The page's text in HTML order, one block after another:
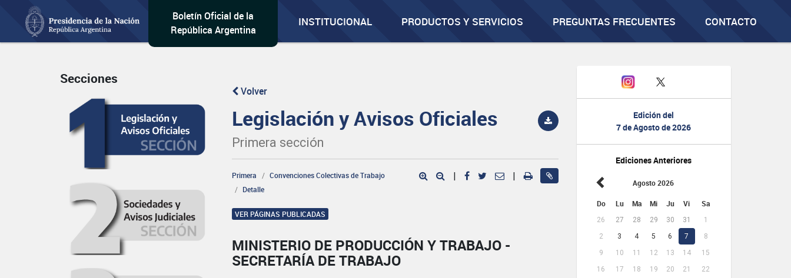
Boletín Oficial de la
República Argentina
INSTITUCIONAL PRODUCTOS Y SERVICIOS PREGUNTAS FRECUENTES CONTACTO
Edición del
7 de Agosto de 2026
Ediciones Anteriores
Agosto 2026
Do Lu Ma Mi Ju Vi Sa
26 27 28 29 30 31
1
2
3 4 5 6 7
8
9
10 11 12 13 14
15
16
17 18 19 20 21
22
Secciones
Volver
Legislación y Avisos Oficiales
Primera sección
Primera
Convenciones Colectivas de Trabajo
Detalle
| |
VER PÁGINAS PUBLICADAS
MINISTERIO DE PRODUCCIÓN Y TRABAJO -
SECRETARÍA DE TRABAJO